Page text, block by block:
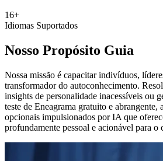
16+
Idiomas Suportados
Nosso Propósito Guia
Nossa missão é capacitar indivíduos,
transformador do autoconhecimento.
insights de personalidade inacessíveis ou
teste de Eneagrama gratuito e
opcionais impulsionados por IA que
profundamente pessoal e acionável para o